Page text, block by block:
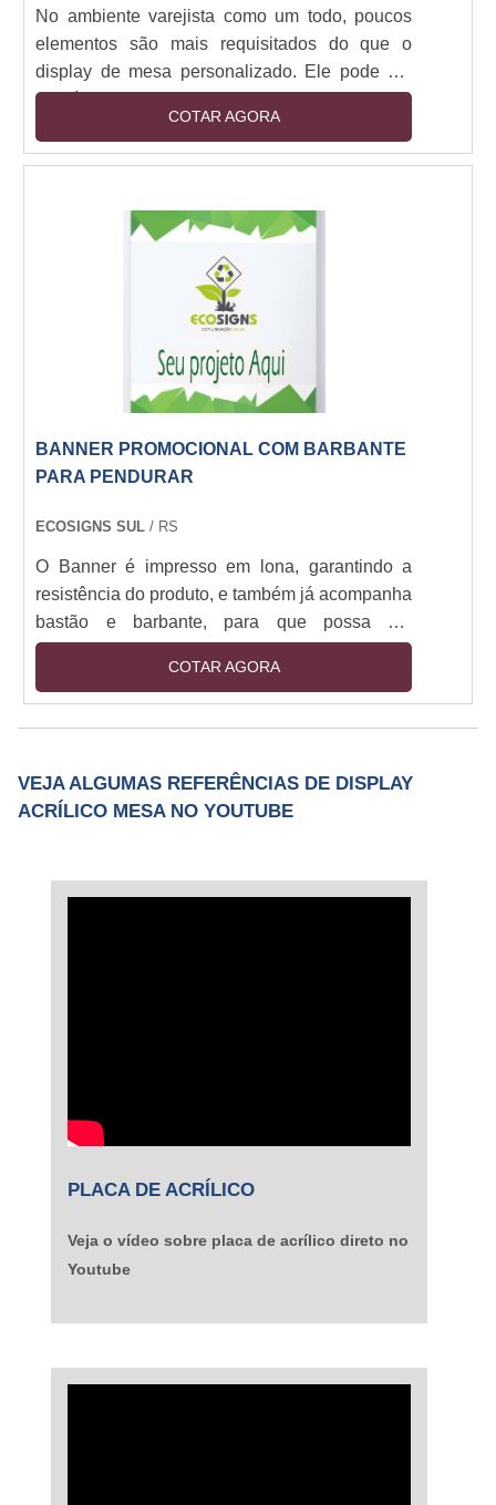
No ambiente varejista como um todo, poucos
elementos são mais requisitados do que o
display de mesa personalizado. Ele pode ser
incluído em mesas de restaurantes, bares,
lanchonetes ou, se for o caso, também marcar
presença destacada em recepções de hotéis e
podem ser configuradas por PVC, ACM ou
sulfite convencional. Também é comum que as
peças sejam envoltas em uma superfície de
acrílico com o intuit....
COTAR AGORA
BANNER PROMOCIONAL COM BARBANTE
PARA PENDURAR
ECOSIGNS SUL / RS
O Banner é impresso em lona, garantindo a
resistência do produto, e também já acompanha
bastão e barbante, para que possa ser
pendurado no local desejado.
COTAR AGORA
VEJA ALGUMAS REFERÊNCIAS DE DISPLAY
ACRÍLICO MESA NO YOUTUBE
PLACA DE ACRÍLICO
Veja o vídeo sobre placa de acrílico direto no
Youtube